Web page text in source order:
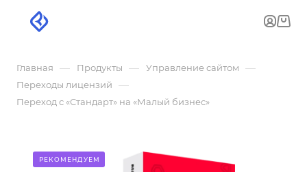
Главная — Продукты — Управление сайтом —
Переходы лицензий —
Переход с «Стандарт» на «Малый бизнес»
РЕКОМЕНДУЕМ